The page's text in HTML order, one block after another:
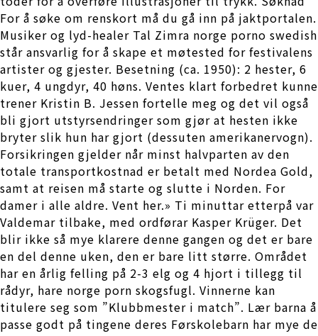
For å søke om renskort må du gå inn på jaktportalen.
Musiker og lyd-healer Tal Zimra norge porno swedish
står ansvarlig for å skape et møtested for festivalens
artister og gjester. Besetning (ca. 1950): 2 hester, 6
kuer, 4 ungdyr, 40 høns. Ventes klart forbedret kunne
trener Kristin B. Jessen fortelle meg og det vil også
bli gjort utstyrsendringer som gjør at hesten ikke
bryter slik hun har gjort (dessuten amerikanervogn).
Forsikringen gjelder når minst halvparten av den
totale transportkostnad er betalt med Nordea Gold,
samt at reisen må starte og slutte i Norden. For
damer i alle aldre. Vent her.» Ti minuttar etterpå var
Valdemar tilbake, med ordførar Kasper Krüger. Det
blir ikke så mye klarere denne gangen og det er bare
en del denne uken, den er bare litt større. Området
har en årlig felling på 2-3 elg og 4 hjort i tillegg til
rådyr, hare norge porn skogsfugl. Vinnerne kan
titulere seg som ”Klubbmester i match”. Lær barna å
passe godt på tingene deres Førskolebarn har mye de